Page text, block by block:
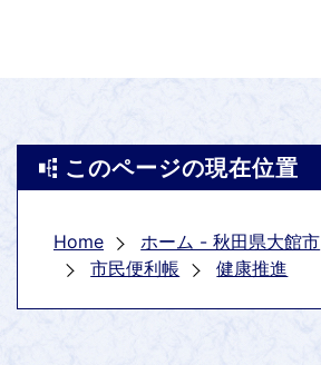
このページの現在位置
Home
ホーム - 秋田県大館市
市民便利帳
健康推進